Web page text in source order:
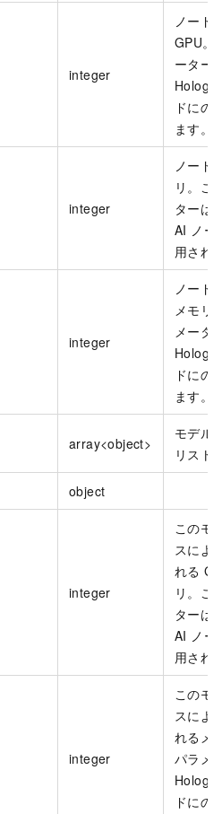
integer
ノード
GPU。
ーター
ドにの
ます。
integer
ノード
リ。こ
ターは
AI ノー
用され
integer
ノード
メモリ
メータ
ドにの
ます。
array<object>
モデル
リスト
object
integer
このモ
スによ
れる
リ。こ
ターは
AI ノー
用され
integer
このモ
スによ
れるメ
パラメ
ドにの